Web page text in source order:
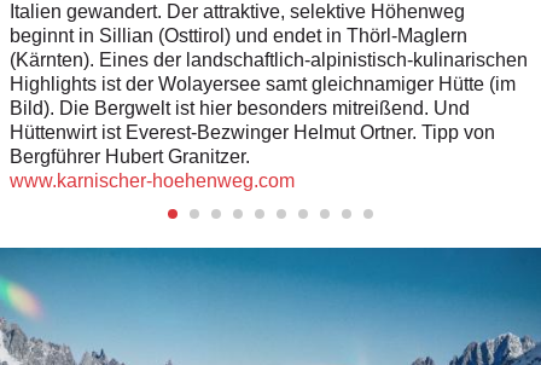
Italien gewandert. Der attraktive, selektive Höhenweg
beginnt in Sillian (Osttirol) und endet in Thörl-Maglern
(Kärnten). Eines der landschaftlich-alpinistisch-kulinarischen
Highlights ist der Wolayersee samt gleichnamiger Hütte (im
Bild). Die Bergwelt ist hier besonders mitreißend. Und
Hüttenwirt ist Everest-Bezwinger Helmut Ortner. Tipp von
Bergführer Hubert Granitzer.
www.karnischer-hoehenweg.com